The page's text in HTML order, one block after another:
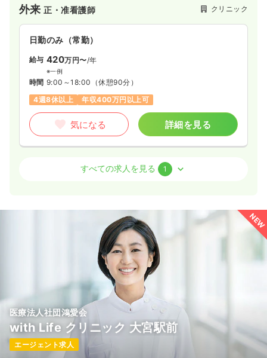
外来正・准看護師 クリニック
日勤のみ（常勤）
給与 420万円〜/年
※一例
時間 9:00～18:00 （休憩90分）
4週8休以上
年収400万円以上可
気になる 詳細を見る
正・准看護師
（休憩60分）
年間休日120日 年収400万円以上可
気になる
すべての求人を見る 1
NEW
医療法人社団鴻愛会
with Life クリニック 大宮駅前
エージェント求人